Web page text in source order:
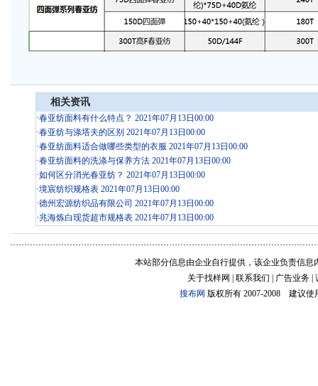
相关资讯
·春亚纺面料有什么特点？ 2021年07月13日00:00
·春亚纺与涤塔夫的区别 2021年07月13日00:00
·春亚纺面料适合做哪些类型的衣服 2021年07月13日00:00
·春亚纺面料的洗涤与保养方法 2021年07月13日00:00
·如何区分消光春亚纺？ 2021年07月13日00:00
·境宸纺织规格表 2021年07月13日00:00
·德州宏源纺织品有限公司 2021年07月13日00:00
·兆海炼白现货超市规格表 2021年07月13日00:00
本站部分信息由企业自行提供，该企业负责信
关于找样网 | 联系我们 | 广告业务 |
搜布网 版权所有 2007-2008 建议使